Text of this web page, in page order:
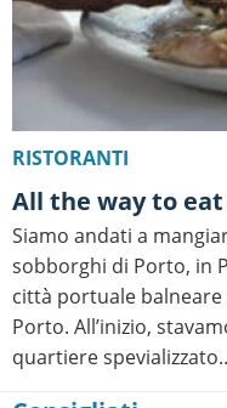
RISTORANTI
All the way to
Siamo andati a
sobborghi di Porto, in
città portuale
Porto. All’inizio,
quartiere